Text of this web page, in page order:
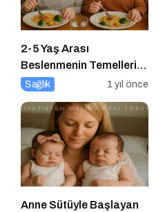
2-5 Yaş Arası
Beslenmenin Temelleri:
Okul Öncesi Dönemde
Sağlık 1 yıl önce
Anne Sütüyle Başlayan